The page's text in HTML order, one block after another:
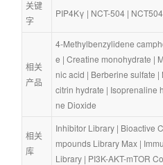
关键
字
PIP4Kγ | NCT-504 | NCT504
相关
产品
4-Methylbenzylidene
e | Creatine monohydrate |
nic acid | Berberine sulfate |
citrin hydrate | Isoprenaline
ne Dioxide
相关
库
Inhibitor Library | Bioactive
mpounds Library Max |
Library | PI3K-AKT-mTOR